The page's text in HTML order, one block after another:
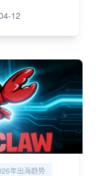
12
年出海趋势